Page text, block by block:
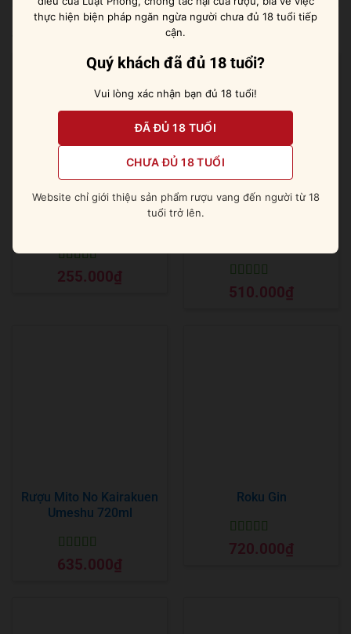
Được xếp
hạng55 sao
255.000₫
Được xếp
hạng55 sao
510.000₫
Rượu Mito No Kairakuen
Umeshu 720ml
Được xếp
hạng55 sao
635.000₫
Roku Gin
Được xếp
hạng55 sao
720.000₫
thực hiện biện pháp ngăn ngừa người chưa đủ 18 tuổi tiếp
cận.
Quý khách đã đủ 18 tuổi?
Vui lòng xác nhận bạn đủ 18 tuổi!
ĐÃ ĐỦ 18 TUỔI
CHƯA ĐỦ 18 TUỔI
Website chỉ giới thiệu sản phẩm rượu vang đến người từ 18
tuổi trở lên.